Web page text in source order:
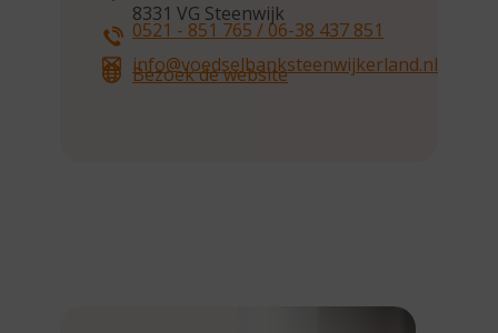
8331 VG Steenwijk
0521 - 851 765 / 06-38 437 851
info@voedselbanksteenwijkerland.nl
Bezoek de website